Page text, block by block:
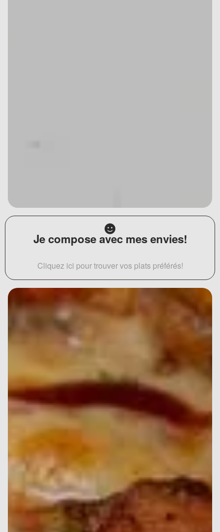
Je compose avec mes envies!
Cliquez ici pour trouver vos plats préférés!